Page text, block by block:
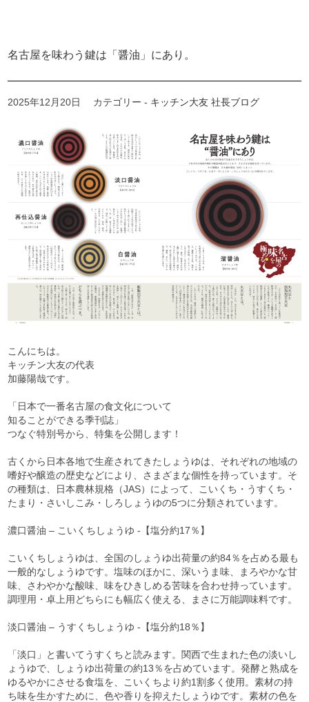
名古屋を味わう鍵は「醤油」にあり。
2025年12月20日 カテゴリー - キッチン大友 社長ブログ
こんにちは。
キッチン大友の代表
加藤陽哉です。
「日本で一番名古屋の食文化について
知ることができる季刊誌」
つなぐ特別号から、特集を公開します！
古くから日本各地で生産されてきたしょうゆは、それぞれの地域の
嗜好や醸造の歴史などにより、さまざまな個性を持っています。そ
の種類は、日本農林規格（JAS）によって、こいくち・うすくち・
たまり・さいしこみ・しろしょうゆの5つに分類されています。
濃口醤油 – こいくちしょうゆ -【塩分約17％】
こいくちしょうゆは、全国のしょうゆ出荷量の約84％を占める最も
一般的なしょうゆです。塩味のほかに、深いうま味、まろやかな甘
味、さわやかな酸味、味をひきしめる苦味を合わせ持っています。
調理用・卓上用どちらにも幅広く使える、まさに万能調味料です。
淡口醤油 – うすくちしょうゆ -【塩分約18％】
「淡口」と書いてうすくちと読みます。関西で生まれた色の淡いし
ょうゆで、しょうゆ出荷量の約13％を占めています。発酵と熟成を
ゆるやかにさせる食塩を、こいくちより約1割多く使用。素材の持
ち味を生かすために、色や香りを抑えたしょうゆです。素材の色を